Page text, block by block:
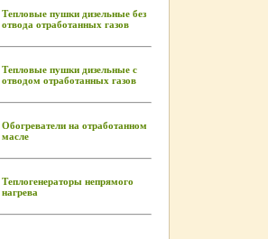
Тепловые пушки дизельные без
отвода отработанных газов
Тепловые пушки дизельные с
отводом отработанных газов
Обогреватели на отработанном
масле
Теплогенераторы непрямого
нагрева